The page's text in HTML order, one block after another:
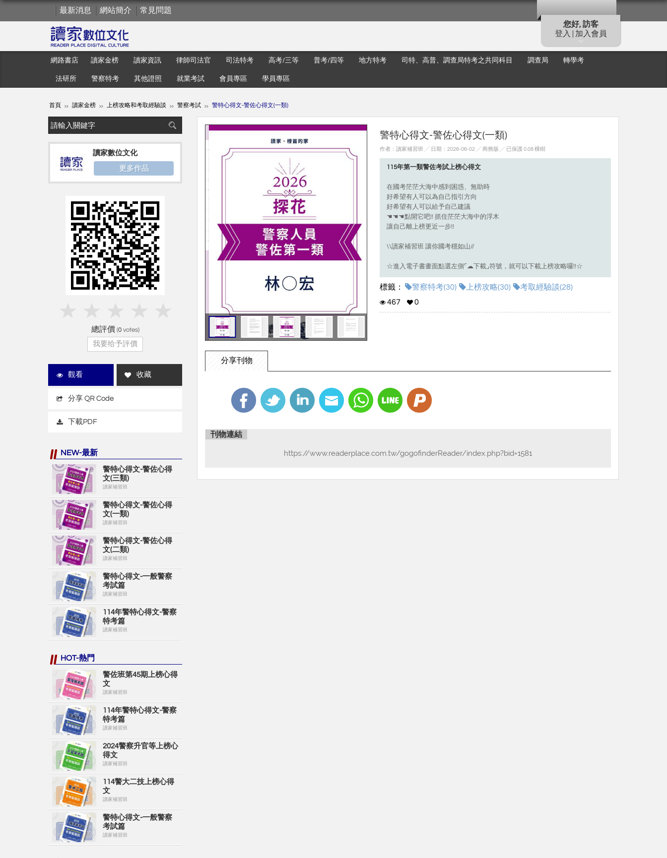
您好, 訪客
登入 | 加入會員
最新消息 網站簡介 常見問題
網路書店 讀家金榜 讀家資訊 律師司法官 司法特考 高考/三等 普考/四等 地方特考 司特、高普、調查局特考之共同科目 調查局 轉學考
法研所 警察特考 其他證照 就業考試 會員專區 學員專區
首頁 讀家金榜 上榜攻略和考取經驗談 警察考試 警特心得文-警佐心得文(一類)
警特心得文-警佐心得文(一類)
作者：讀家補習班 ╱ 日期：2026-06-02 ╱ 商務版 ╱ 已保護 0.08 棵樹
115年第一類警佐考試上榜心得文
在國考茫茫大海中感到困惑、無助時
好希望有人可以為自己指引方向
好希望有人可以給予自己建議
☚☚☚點開它吧!! 抓住茫茫大海中的浮木
讓自己離上榜更近一步!!
\\讀家補習班 讓你國考穩如山//
☆進入電子書畫面點選左側⌜☁下載⌟符號，就可以下載上榜攻略囉!!☆
標籤： 警察特考(30) 上榜攻略(30)
考取經驗談(28)
467
0
分享刊物
刊物連結
https://www.readerplace.com.tw/gogofinderReader/index.php?bid=1581
讀家數位文化
更多作品
總評價 (0votes)
我要给予評價
觀看 收藏
分享 QR Code
下載PDF
NEW-最新
警特心得文-警佐心得
文(三類)
讀家補習班
警特心得文-警佐心得
文(一類)
讀家補習班
警特心得文-警佐心得
文(二類)
讀家補習班
警特心得文-一般警察
考試篇
讀家補習班
114年警特心得文-警察
特考篇
讀家補習班
HOT-熱門
警佐班第45期上榜心得
文
讀家補習班
114年警特心得文-警察
特考篇
讀家補習班
2024警察升官等上榜心
得文
讀家補習班
114警大二技上榜心得
文
讀家補習班
警特心得文-一般警察
考試篇
讀家補習班